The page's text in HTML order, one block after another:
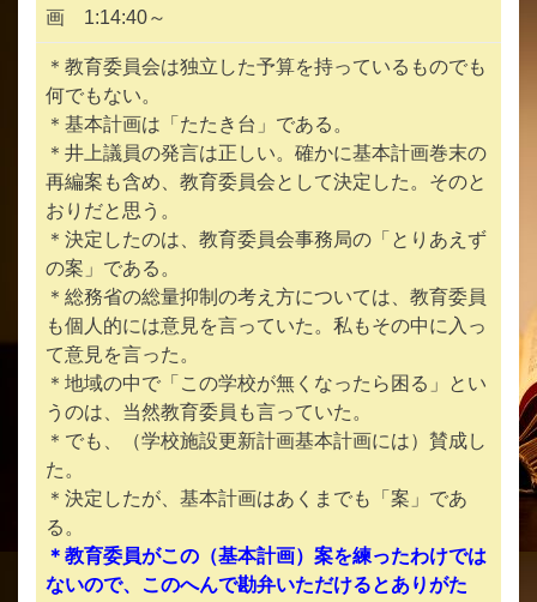
画 1:14:40～
＊教育委員会は独立した予算を持っているものでも
何でもない。
＊基本計画は「たたき台」である。
＊井上議員の発言は正しい。確かに基本計画巻末の
再編案も含め、教育委員会として決定した。そのと
おりだと思う。
＊決定したのは、教育委員会事務局の「とりあえず
の案」である。
＊総務省の総量抑制の考え方については、教育委員
も個人的には意見を言っていた。私もその中に入っ
て意見を言った。
＊地域の中で「この学校が無くなったら困る」とい
うのは、当然教育委員も言っていた。
＊でも、（学校施設更新計画基本計画には）賛成し
た。
＊決定したが、基本計画はあくまでも「案」であ
る。
＊教育委員がこの（基本計画）案を練ったわけでは
ないので、このへんで勘弁いただけるとありがた